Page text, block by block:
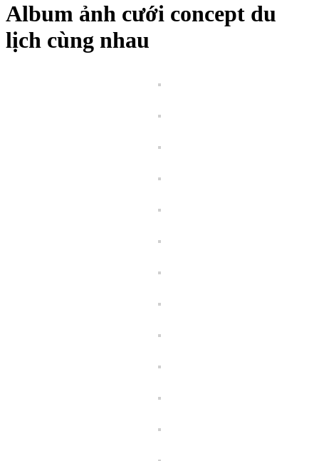
Album ảnh cưới concept du
lịch cùng nhau